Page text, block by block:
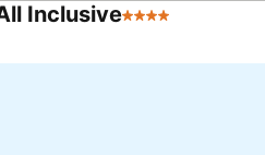
Inclusive4 Počet hvězdiček